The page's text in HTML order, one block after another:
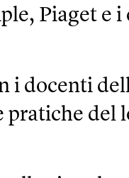
Piaget e
i docenti
del